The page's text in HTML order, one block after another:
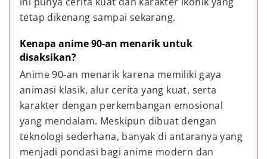
tetap dikenang sampai sekarang.
Kenapa anime 90-an menarik untuk
disaksikan?
Anime 90-an menarik karena memiliki gaya
animasi klasik, alur cerita yang kuat, serta
karakter dengan perkembangan emosional
yang mendalam. Meskipun dibuat dengan
teknologi sederhana, banyak di antaranya yang
menjadi pondasi bagi anime modern dan